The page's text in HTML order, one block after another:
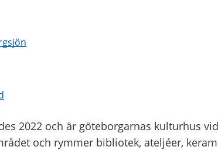
2022 och är göteborgarnas kulturhus
och rymmer bibliotek, ateljéer,